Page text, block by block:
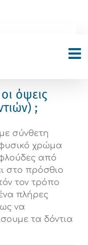
όψεις
;
σύνθετη
χρώμα
φλούδες από
στο πρόσθιο
τον τρόπο
πλήρες
να
τα δόντια